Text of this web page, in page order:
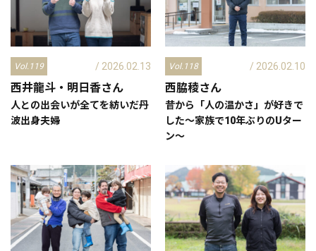
Vol.119
西井龍斗・明日香さん
/ 2026.02.13
人との出会いが全てを紡いだ丹
波出身夫婦
Vol.118
西脇稜さん
/ 2026.02.10
昔から「人の温かさ」が好きで
した～家族で10年ぶりのUター
ン～